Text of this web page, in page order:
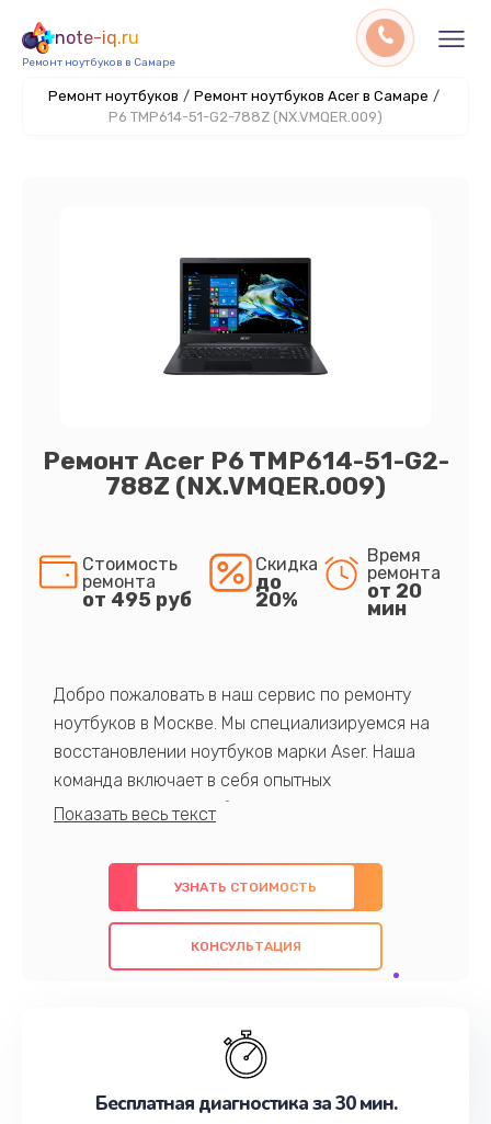
note-iq.ru
Ремонт ноутбуков в Самаре
Ремонт ноутбуков / Ремонт ноутбуков Acer в Самаре /
P6 TMP614-51-G2-788Z (NX.VMQER.009)
Ремонт Acer P6 TMP614-51-G2-
788Z (NX.VMQER.009)
Стоимость
ремонта
от 495 руб
Скидка
до
20%
Время
ремонта
от 20
мин
Добро пожаловать в наш сервис по ремонту
ноутбуков в Москве. Мы специализируемся на
восстановлении ноутбуков марки Aser. Наша
команда включает в себя опытных
профессионалов с обширными знаниями и
предлагаем быстрый и качественный ремонт с
использованием оригинальных компонентов, а
также гарантируем качество всех
проведенных работ. Наша цель - предоставить
наилучшим образом. Не медлите записаться на
УЗНАТЬ СТОИМОСТЬ
КОНСУЛЬТАЦИЯ
Бесплатная диагностика за 30 мин.